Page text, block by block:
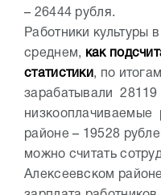
– 26444 рубля.
Работники культуры
среднем,
как
статистики , по
зарабатывали
низкооплачиваемые
районе – 19528
можно считать
Алексеевском